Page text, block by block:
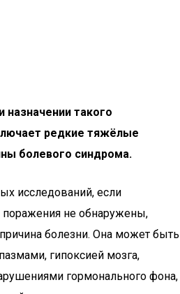
назначении такого
редкие тяжёлые
болевого синдрома.
исследований, если
поражения не обнаружены,
болезни. Она может быть
гипоксией мозга,
гормонального фона,